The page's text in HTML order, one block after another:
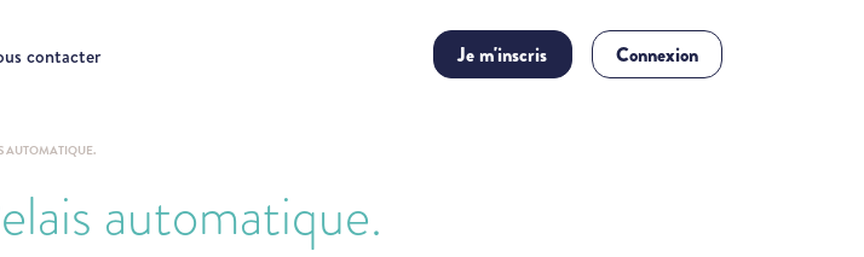
contacter Je m'inscris Connexion
AUTOMATIQUE.
automatique.